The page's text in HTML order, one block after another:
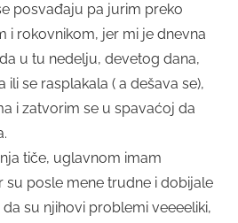
posvađaju pa jurim preko
i rokovnikom, jer mi je dnevna
u tu nedelju, devetog dana,
ili se rasplakala ( a dešava se),
i zatvorim se u spavaćoj da
tiče, uglavnom imam
su posle mene trudne i dobijale
su njihovi problemi veeeeliki,